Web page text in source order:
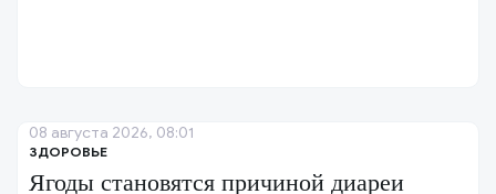
ЗДОРОВЬЕ
Ягоды становятся причиной диареи
08 августа 2026, 08:01